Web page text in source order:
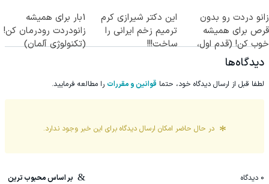
زانو دردت رو بدون
قرص برای همیشه
خوب کن! (قدم اول،
پرسش‌نامه)
این دکتر شیرازی کرم
ترمیم زخم ایرانی را
ساخت!!!
1بار برای همیشه
زانودردت رودرمان کن!
(تکنولوژی آلمان)
دیدگاه‌ها
لطفا قبل از ارسال دیدگاه خود، حتما قوانین و مقررات را مطالعه فرمایید.
در حال حاضر امکان ارسال دیدگاه برای این خبر وجود ندارد.
0 دیدگاه بر اساس محبوب ترین